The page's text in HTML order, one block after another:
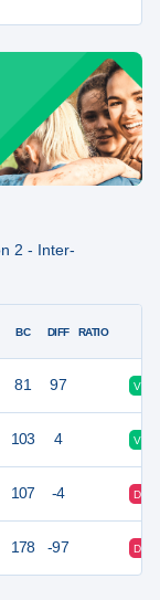
2 - Inter-
BC DIFF RATIO
81 97 V
103 4 V
107 -4 D
178 -97 D